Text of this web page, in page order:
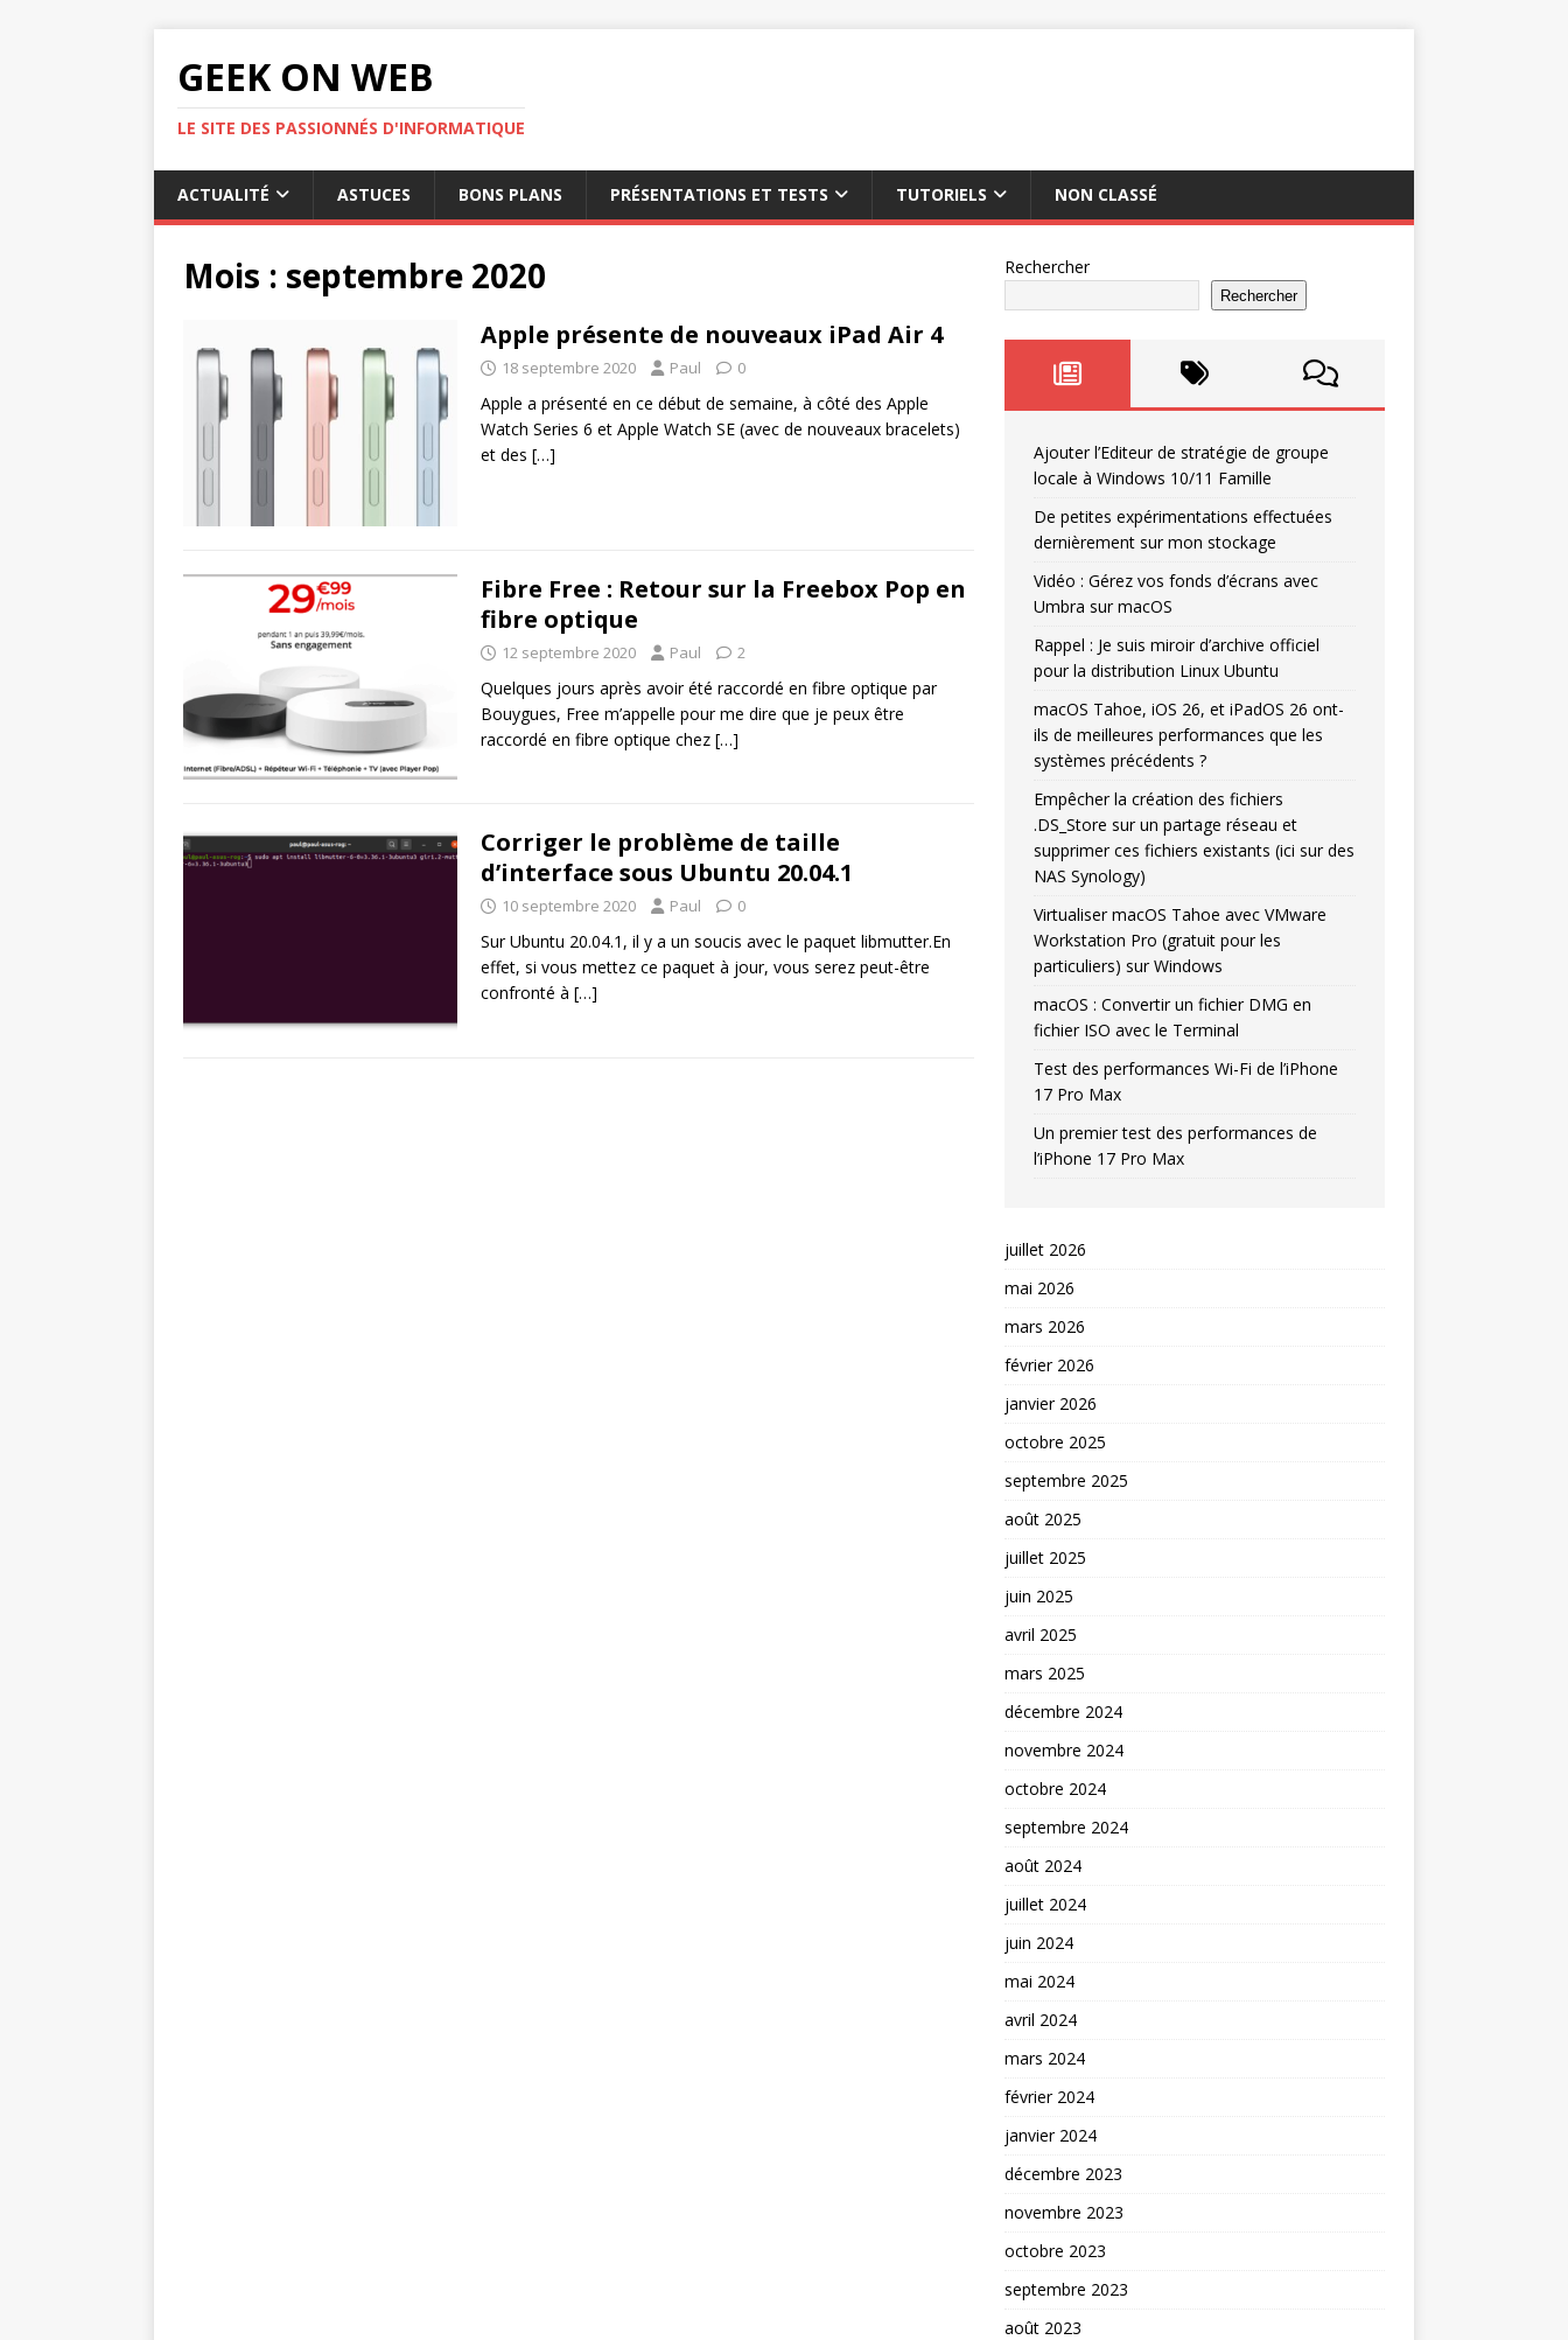
GEEK ON WEB
LE SITE DES PASSIONNÉS D'INFORMATIQUE
ACTUALITÉ ASTUCES BONS PLANS PRÉSENTATIONS ET TESTS TUTORIELS NON CLASSÉ
Mois : septembre 2020
Apple présente de nouveaux iPad Air 4
18 septembre 2020 Paul 0
Apple a présenté en ce début de semaine, à côté des Apple
Watch Series 6 et Apple Watch SE (avec de nouveaux bracelets)
et des […]
Fibre Free : Retour sur la Freebox Pop en
fibre optique
12 septembre 2020 Paul 2
Quelques jours après avoir été raccordé en fibre optique par
Bouygues, Free m’appelle pour me dire que je peux être
raccordé en fibre optique chez […]
Corriger le problème de taille
d’interface sous Ubuntu 20.04.1
10 septembre 2020 Paul 0
Sur Ubuntu 20.04.1, il y a un soucis avec le paquet libmutter.En
effet, si vous mettez ce paquet à jour, vous serez peut-être
confronté à […]
Rechercher
Rechercher
Ajouter l’Editeur de stratégie de groupe
locale à Windows 10/11 Famille
De petites expérimentations effectuées
dernièrement sur mon stockage
Vidéo : Gérez vos fonds d’écrans avec
Umbra sur macOS
Rappel : Je suis miroir d’archive officiel
pour la distribution Linux Ubuntu
macOS Tahoe, iOS 26, et iPadOS 26 ont-
ils de meilleures performances que les
systèmes précédents ?
Empêcher la création des fichiers
.DS_Store sur un partage réseau et
supprimer ces fichiers existants (ici sur des
NAS Synology)
Virtualiser macOS Tahoe avec VMware
Workstation Pro (gratuit pour les
particuliers) sur Windows
macOS : Convertir un fichier DMG en
fichier ISO avec le Terminal
Test des performances Wi-Fi de l’iPhone
17 Pro Max
Un premier test des performances de
l’iPhone 17 Pro Max
juillet 2026
mai 2026
mars 2026
février 2026
janvier 2026
octobre 2025
septembre 2025
août 2025
juillet 2025
juin 2025
avril 2025
mars 2025
décembre 2024
novembre 2024
octobre 2024
septembre 2024
août 2024
juillet 2024
juin 2024
mai 2024
avril 2024
mars 2024
février 2024
janvier 2024
décembre 2023
novembre 2023
octobre 2023
septembre 2023
août 2023